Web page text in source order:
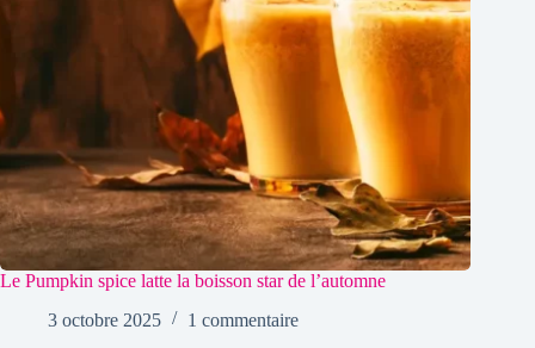
Le Pumpkin spice latte la boisson star de l’automne
3 octobre 2025
1 commentaire